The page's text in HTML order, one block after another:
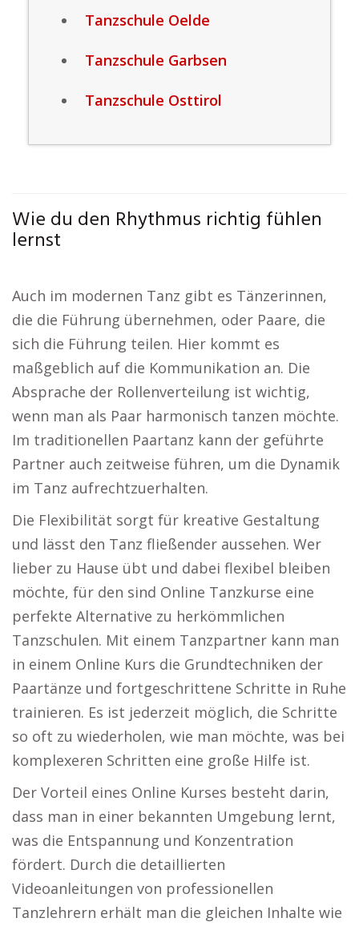
Tanzschule Oelde
Tanzschule Garbsen
Tanzschule Osttirol
Wie du den Rhythmus richtig fühlen
lernst
Auch im modernen Tanz gibt es Tänzerinnen,
die die Führung übernehmen, oder Paare, die
sich die Führung teilen. Hier kommt es
maßgeblich auf die Kommunikation an. Die
Absprache der Rollenverteilung ist wichtig,
wenn man als Paar harmonisch tanzen möchte.
Im traditionellen Paartanz kann der geführte
Partner auch zeitweise führen, um die Dynamik
im Tanz aufrechtzuerhalten.
Die Flexibilität sorgt für kreative Gestaltung
und lässt den Tanz fließender aussehen. Wer
lieber zu Hause übt und dabei flexibel bleiben
möchte, für den sind Online Tanzkurse eine
perfekte Alternative zu herkömmlichen
Tanzschulen. Mit einem Tanzpartner kann man
in einem Online Kurs die Grundtechniken der
Paartänze und fortgeschrittene Schritte in Ruhe
trainieren. Es ist jederzeit möglich, die Schritte
so oft zu wiederholen, wie man möchte, was bei
komplexeren Schritten eine große Hilfe ist.
Der Vorteil eines Online Kurses besteht darin,
dass man in einer bekannten Umgebung lernt,
was die Entspannung und Konzentration
fördert. Durch die detaillierten
Videoanleitungen von professionellen
Tanzlehrern erhält man die gleichen Inhalte wie